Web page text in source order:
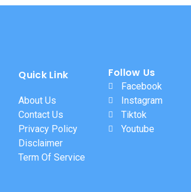
Quick Link
About Us
Contact Us
Privacy Policy
Disclaimer
Term Of Service
Follow Us
Facebook
Instagram
Tiktok
Youtube